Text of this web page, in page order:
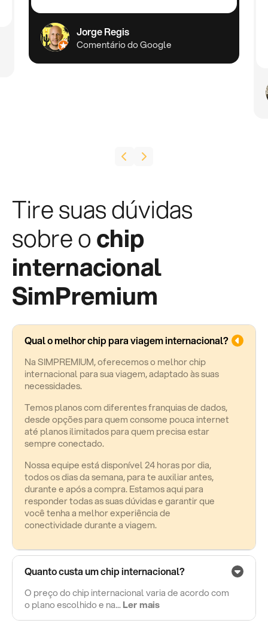
Jorge Regis
Comentário do Google
Tire suas dúvidas
sobre ochip
internacional
SimPremium
Qual o melhor chip para viagem internacional?
Na SIMPREMIUM, oferecemos o melhor chip
internacional para sua viagem, adaptado às suas
necessidades.
Temos planos com diferentes franquias de dados,
desde opções para quem consome pouca internet
até planos ilimitados para quem precisa estar
sempre conectado.
Nossa equipe está disponível 24 horas por dia,
todos os dias da semana, para te auxiliar antes,
durante e após a compra. Estamos aqui para
responder todas as suas dúvidas e garantir que
você tenha a melhor experiência de
conectividade durante a viagem.
Quanto custa um chip internacional?
O preço do chip internacional varia de acordo com
o plano escolhido e na...Ler mais